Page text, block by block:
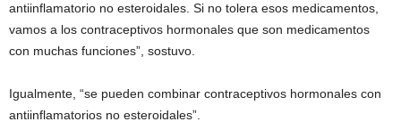
antiinflamatorio no esteroidales. Si no tolera esos medicamentos,
vamos a los contraceptivos hormonales que son medicamentos
con muchas funciones”, sostuvo.
Igualmente, “se pueden combinar contraceptivos hormonales con
antiinflamatorios no esteroidales”.